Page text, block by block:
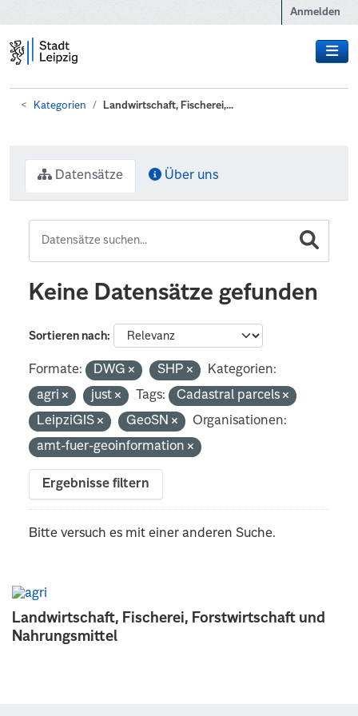
Anmelden
Kategorien Landwirtschaft, Fischerei,...
Landwirtschaft, Fischerei, Forstwirtschaft und
Nahrungsmittel
Datensätze Über uns
Keine Datensätze gefunden
Sortieren nach
Formate: DWG SHP
Kategorien:
agri
just Tags:
Cadastral parcels
LeipziGIS
GeoSN
Organisationen:
amt-fuer-geoinformation
Ergebnisse filtern
Bitte versuch es mit einer anderen Suche.